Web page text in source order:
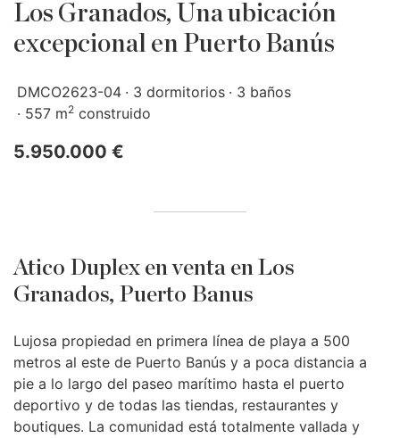
Los Granados, Una ubicación
excepcional en Puerto Banús
DMCO2623-04 3 dormitorios
3 baños
557 m2 construido
5.950.000 €
Atico Duplex en venta en Los
Granados, Puerto Banus
Lujosa propiedad en primera línea de playa a 500
metros al este de Puerto Banús y a poca distancia a
pie a lo largo del paseo marítimo hasta el puerto
deportivo y de todas las tiendas, restaurantes y
boutiques. La comunidad está totalmente vallada y